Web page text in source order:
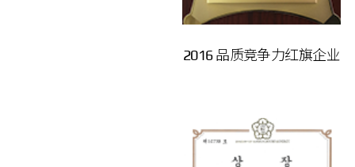
2016 品质竞争力红旗企业